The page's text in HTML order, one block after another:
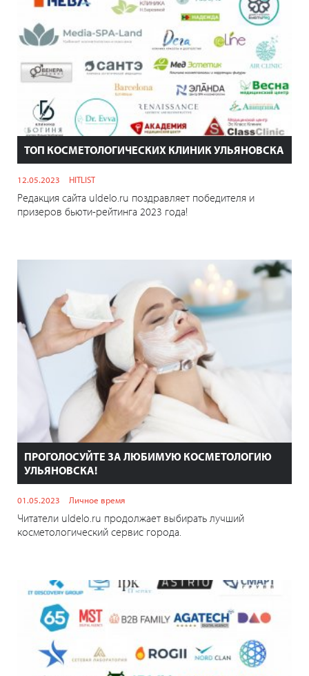
ТОП КОСМЕТОЛОГИЧЕСКИХ КЛИНИК УЛЬЯНОВСКА
12.05.2023 HITLIST
Редакция сайта uldelo.ru поздравляет победителя и
призеров бьюти-рейтинга 2023 года!
ПРОГОЛОСУЙТЕ ЗА ЛЮБИМУЮ КОСМЕТОЛОГИЮ
УЛЬЯНОВСКА!
01.05.2023 Личное время
Читатели uldelo.ru продолжает выбирать лучший
косметологический сервис города.